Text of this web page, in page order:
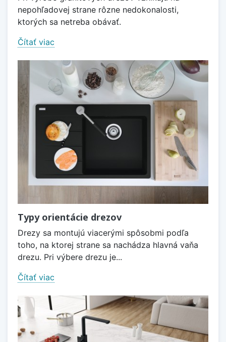
nepohľadovej strane rôzne nedokonalosti,
ktorých sa netreba obávať.
Čítať viac
Typy orientácie drezov
Drezy sa montujú viacerými spôsobmi podľa
toho, na ktorej strane sa nachádza hlavná vaňa
drezu. Pri výbere drezu je...
Čítať viac